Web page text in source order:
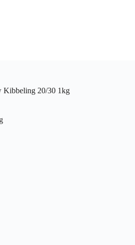
Kibbeling 20/30 1kg